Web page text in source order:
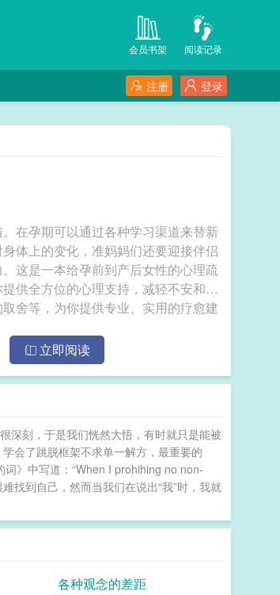
阅读记录
会员书架
登录
注册
在孕期可以通过各种学习渠道来替新
体上的变化，准妈妈们还要迎接伴侣
这是一本给孕前到产后女性的心理疏
供全方位的心理支持，减轻不安和压
舍等，为你提供专业、实用的疗愈建
立即阅读
深刻，于是我们恍然大悟，有时就只是能被
会了跳脱框架不求单一解方，最重要的
》中写道：“When I prohihing no non-
找到自己，然而当我们在说出“我”时，我就
各种观念的差距